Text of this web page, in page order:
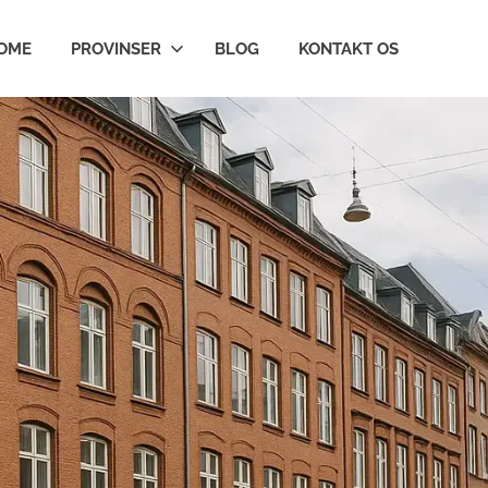
PROVINSER BLOG KONTAKT OS